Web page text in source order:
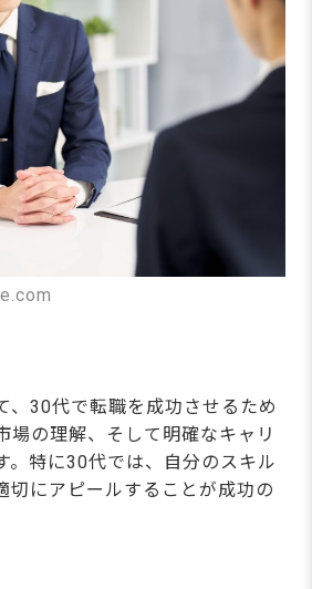
、転職
機を履歴書・面接別
、30代で転職を成功させるため
場の理解、そして明確なキャリ
。特に30代では、自分のスキル
切にアピールすることが成功の